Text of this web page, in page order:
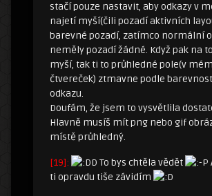
stačí pouze nastavit, aby odkazy v
najetí myší(čili pozadí aktivních
barevné pozadí, zatímco normální
neměly pozadí žádné. Když pak na
myší, tak ti to průhledné pole(v
čtvereček) ztmavne podle
odkazu.
Doufám, že jsem to vysvětlila
Hlavně musíš mít png nebo gif
místě průhledný.
[19]: D To bys chtěla vědět
ti opravdu tiše závidím